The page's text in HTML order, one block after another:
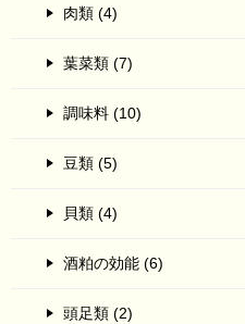
肉類 (4)
葉菜類 (7)
調味料 (10)
豆類 (5)
貝類 (4)
酒粕の効能 (6)
頭足類 (2)